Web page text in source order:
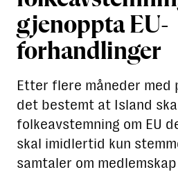
gjenoppta EU-
forhandlinger
Etter flere måneder
det bestemt at Island
folkeavstemning om EU
skal imidlertid kun
samtaler om